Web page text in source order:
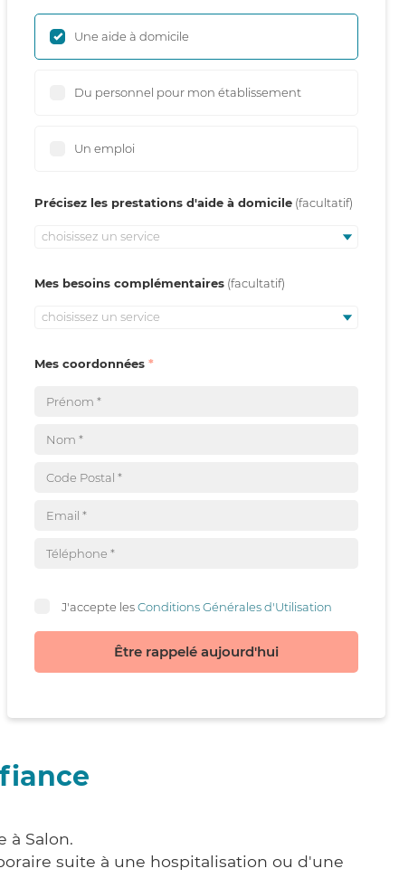
Une aide à domicile
Du personnel pour mon établissement
Un emploi
Précisez les prestations d'aide à domicile
choisissez un service
Mes besoins complémentaires
choisissez un service
Mes coordonnées
J'accepte lesConditions Générales d'Utilisation
Être rappelé aujourd'hui
à Salon.
suite à une hospitalisation ou d'une